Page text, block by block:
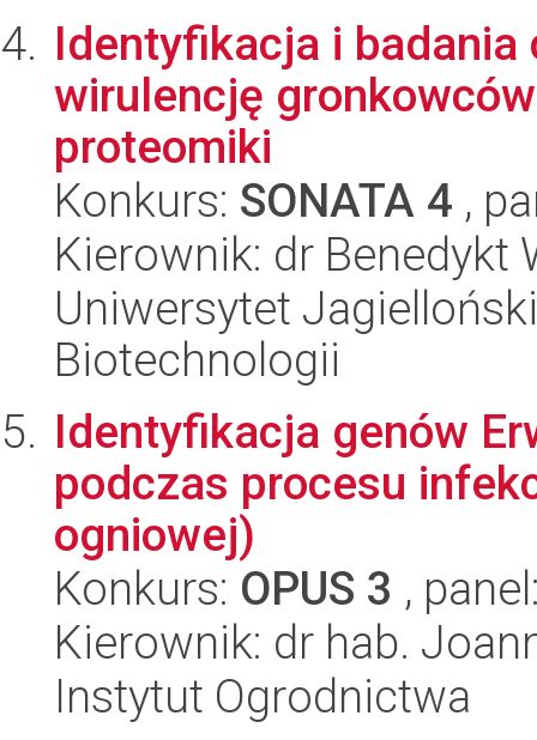
Identyfikacja i badania
wirulencję
proteomiki
Konkurs: SONATA 4 ,
Kierownik: dr Benedykt
Uniwersytet
Biotechnologii
Identyfikacja genów
podczas procesu
ogniowej)
Konkurs: OPUS 3 ,
Kierownik: dr hab.
Instytut Ogrodnictwa